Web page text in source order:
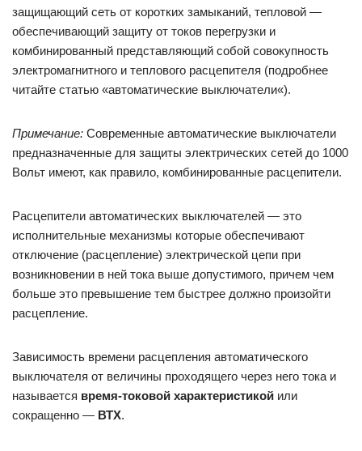
защищающий сеть от коротких замыканий, тепловой —
обеспечивающий защиту от токов перегрузки и
комбинированный представляющий собой совокупность
электромагнитного и теплового расцепителя (подробнее
читайте статью «автоматические выключатели«).
Примечание: Современные автоматические выключатели
предназначенные для защиты электрических сетей до 1000
Вольт имеют, как правило, комбинированные расцепители.
Расцепители автоматических выключателей — это
исполнительные механизмы которые обеспечивают
отключение (расцепление) электрической цепи при
возникновении в ней тока выше допустимого, причем чем
больше это превышение тем быстрее должно произойти
расцепление.
Зависимость времени расцепления автоматического
выключателя от величины проходящего через него тока и
называется время-токовой характеристикой или
сокращенно — ВТХ.